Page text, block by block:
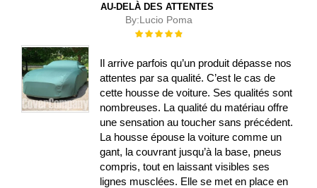
AU-DELÀ DES ATTENTES
By:Lucio Poma
Évaluation :
Il arrive parfois qu’un produit dépasse nos
attentes par sa qualité. C’est le cas de
cette housse de voiture. Ses qualités sont
nombreuses. La qualité du matériau offre
une sensation au toucher sans précédent.
La housse épouse la voiture comme un
gant, la couvrant jusqu’à la base, pneus
compris, tout en laissant visibles ses
lignes musclées. Elle se met en place en